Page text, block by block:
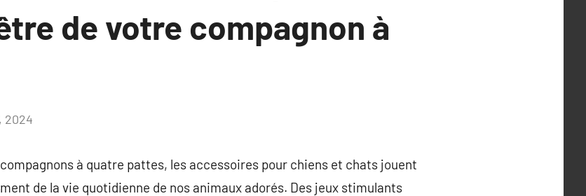
de votre compagnon à
2024
à quatre pattes, les accessoires pour chiens et chats jouent
de la vie quotidienne de nos animaux adorés. Des jeux stimulants